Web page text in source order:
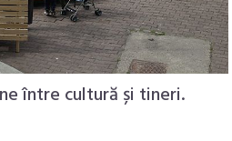
între cultură și tineri.